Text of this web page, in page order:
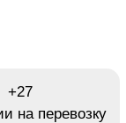
+27
на перевозку